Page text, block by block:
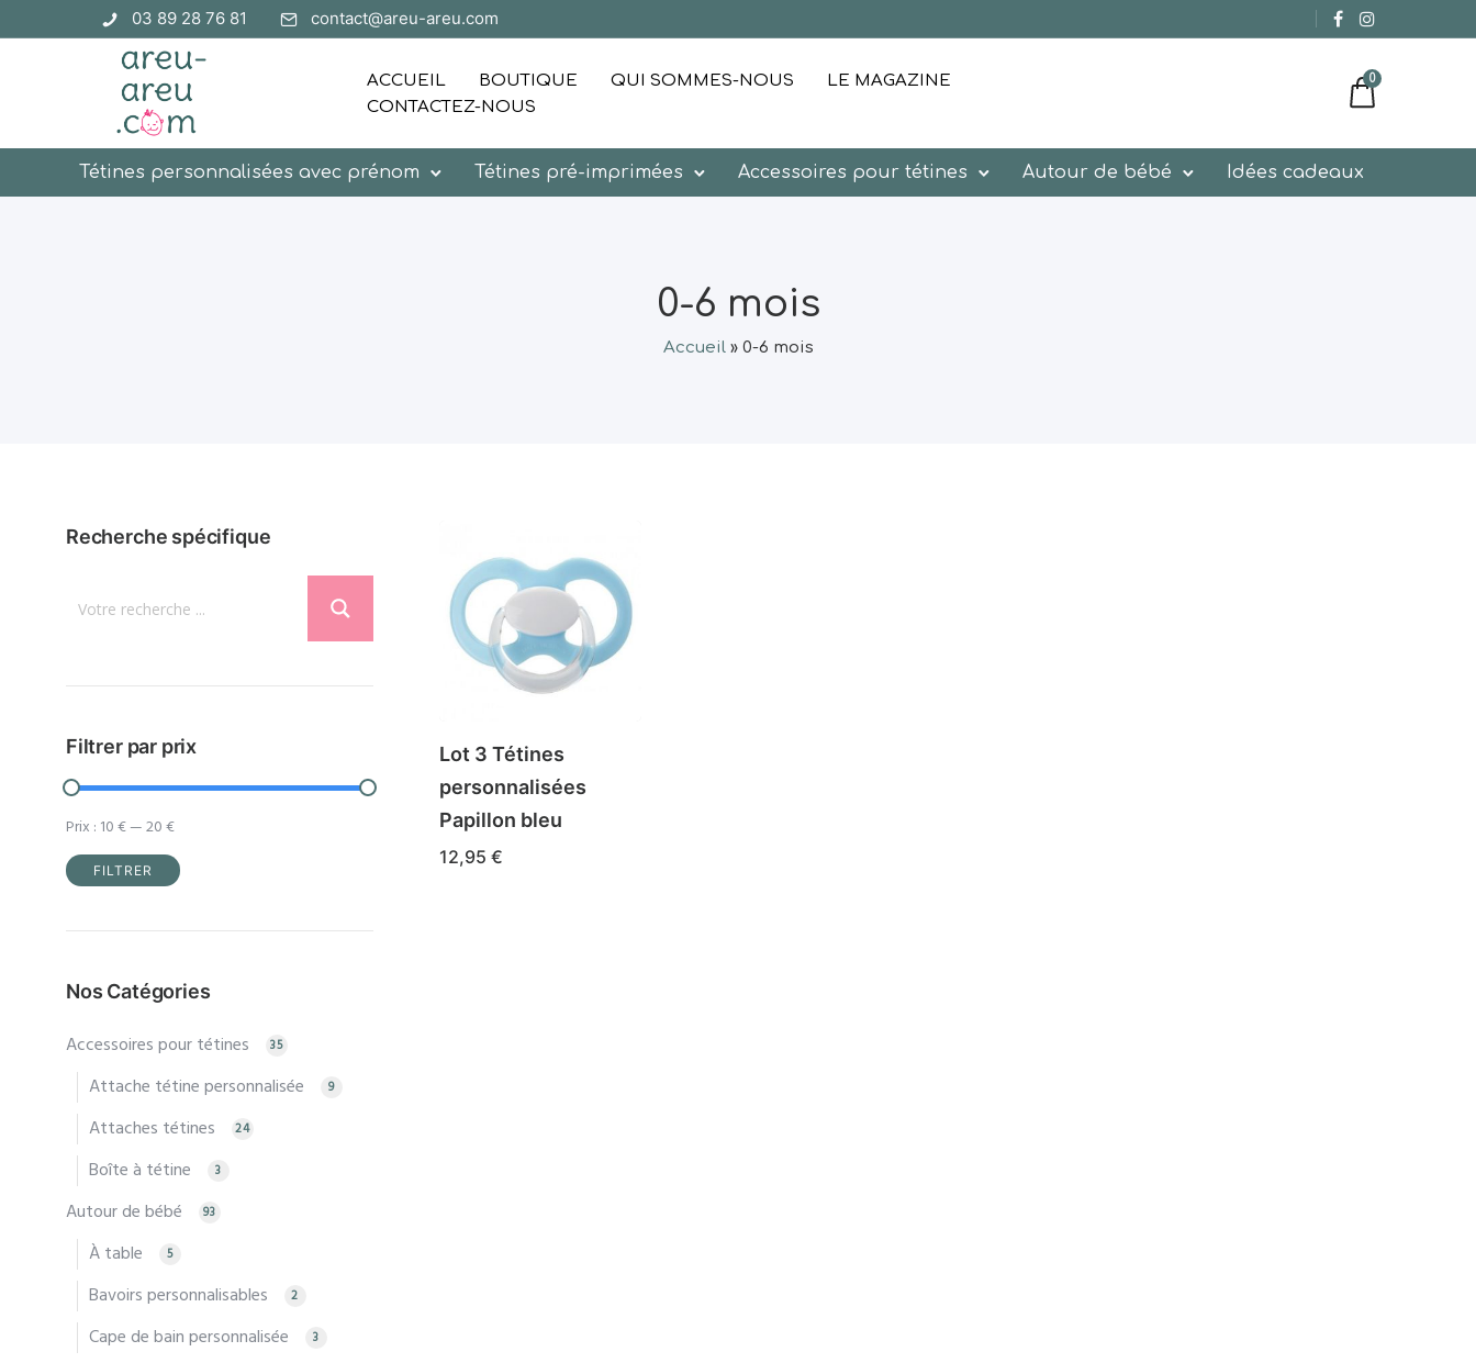
03 89 28 76 81 contact@areu-areu.com
ACCUEIL BOUTIQUE QUI SOMMES-NOUS
LE MAGAZINE
CONTACTEZ-NOUS
0
Tétines personnalisées avec prénom Tétines pré-imprimées Accessoires pour tétines Autour de bébé Idées cadeaux
0-6 mois
Accueil» 0-6 mois
Lot 3 Tétines
personnalisées
Papillon bleu
12,95 €
Recherche spécifique
Filtrer par prix
min
max
FILTRER
Prix : 10 €—20 €
Nos Catégories
Accessoires pour tétines 35
Attache tétine personnalisée 9
Attaches tétines 24
Boîte à tétine 3
Autour de bébé 93
À table 5
Bavoirs personnalisables 2
Cape de bain personnalisée 3